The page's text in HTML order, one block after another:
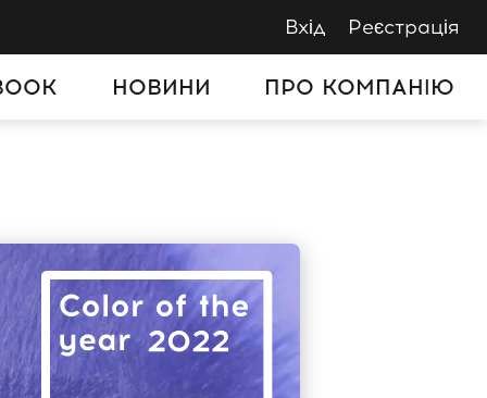
Вхід Реєстрація
НОВИНИ ПРО КОМПАНІЮ